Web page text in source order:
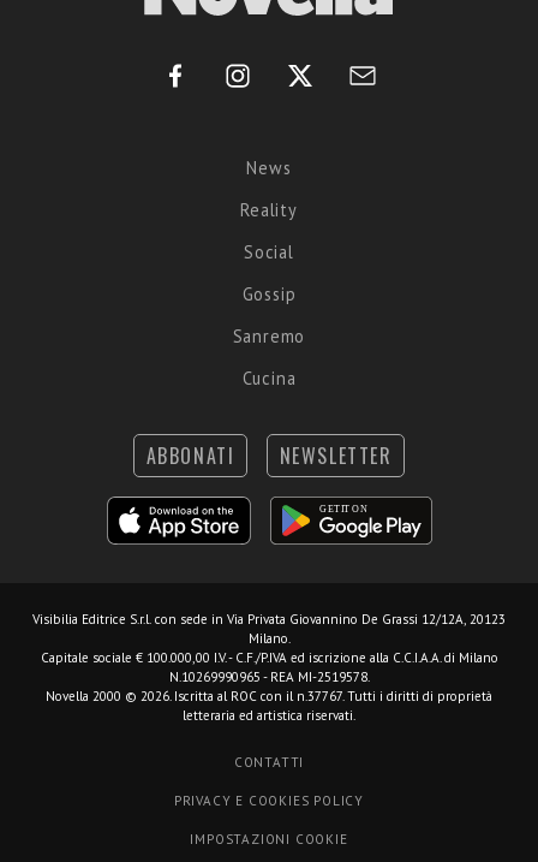
News
Reality
Social
Gossip
Sanremo
Cucina
ABBONATI NEWSLETTER
Visibilia Editrice S.r.l. con sede in Via Privata Giovannino De Grassi 12/12A, 20123
Milano.
Capitale sociale € 100.000,00 I.V. - C.F./P.IVA ed iscrizione alla C.C.I.A.A. di Milano
N.10269990965 - REA MI-2519578.
Novella 2000 © 2026. Iscritta al ROC con il n.37767. Tutti i diritti di proprietà
letteraria ed artistica riservati.
CONTATTI
PRIVACY E COOKIES POLICY
IMPOSTAZIONI COOKIE